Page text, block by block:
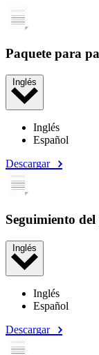
Paquete para
Inglés
Inglés
Español
Descargar
Seguimiento
Inglés
Inglés
Español
Descargar